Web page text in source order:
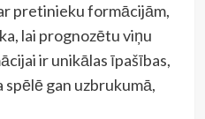
pretinieku formācijām,
lai prognozētu viņu
ir unikālas īpašības,
spēlē gan uzbrukumā,